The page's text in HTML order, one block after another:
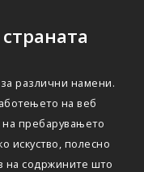
различни намени.
на веб
на пребарувањето
искуство, полесно
на содржините што